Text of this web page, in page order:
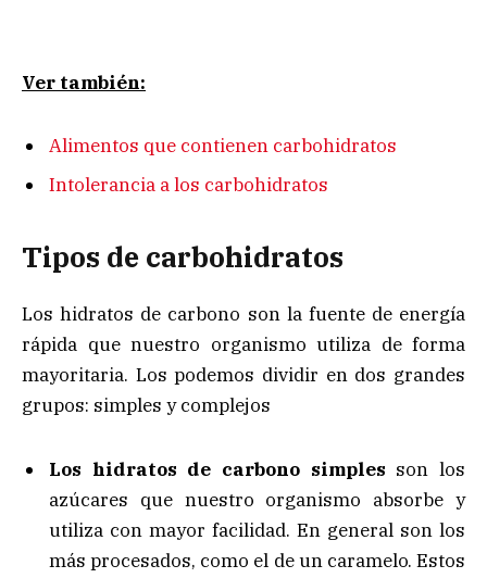
Ver también:
Alimentos que contienen carbohidratos
Intolerancia a los carbohidratos
Tipos de carbohidratos
Los hidratos de carbono son la fuente de energía
rápida que nuestro organismo utiliza de forma
mayoritaria. Los podemos dividir en dos grandes
grupos: simples y complejos
Los hidratos de carbono simples son los
azúcares que nuestro organismo absorbe y
utiliza con mayor facilidad. En general son los
más procesados, como el de un caramelo. Estos